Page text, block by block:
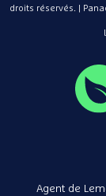
droits réservés. |
Agent de